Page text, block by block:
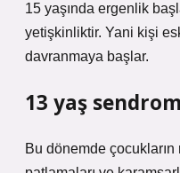
15 yaşında ergenlik
yetişkinliktir. Yani kişi
davranmaya başlar.
13 yaş
Bu dönemde